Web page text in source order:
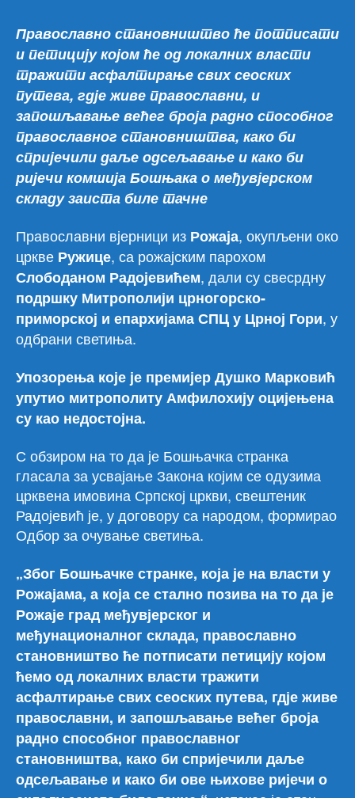
Православно становништво ће потписати
и петицију којом ће од локалних власти
тражити асфалтирање свих сеоских
путева, гдје живе православни, и
запошљавање већег броја радно способног
православног становништва, како би
спријечили даље одсељавање и како би
ријечи комшија Бошњака о међувјерском
складу заиста биле тачне
Православни вјерници из Рожаја, окупљени око
цркве Ружице, са рожајским парохом
Слободаном Радојевићем, дали су свесрдну
подршку Митрополији црногорско-
приморској и епархијама СПЦ у Црној Гори, у
одбрани светиња.
Упозорења које је премијер Душко Марковић
упутио митрополиту Амфилохију оцијењена
су као недостојна.
С обзиром на то да је Бошњачка странка
гласала за усвајање Закона којим се одузима
црквена имовина Српској цркви, свештеник
Радојевић је, у договору са народом, формирао
Одбор за очување светиња.
„Због Бошњачке странке, која је на власти у
Рожајама, а која се стално позива на то да је
Рожаје град међувјерског и
међунационалног склада, православно
становништво ће потписати петицију којом
ћемо од локалних власти тражити
асфалтирање свих сеоских путева, гдје живе
православни, и запошљавање већег броја
радно способног православног
становништва, како би спријечили даље
одсељавање и како би ове њихове ријечи о